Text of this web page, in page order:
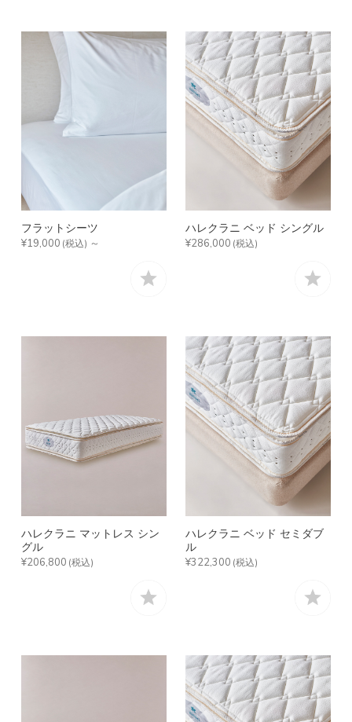
フラットシーツ
¥19,000 (税込) ～
ハレクラニ ベッド シングル
¥286,000 (税込)
ハレクラニ マットレス シン
グル
¥206,800 (税込)
ハレクラニ ベッド セミダブ
ル
¥322,300 (税込)